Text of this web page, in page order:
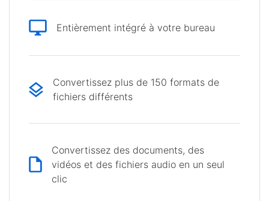
Entièrement intégré à votre bureau
Convertissez plus de 150 formats de
fichiers différents
Convertissez des documents, des
vidéos et des fichiers audio en un seul
clic